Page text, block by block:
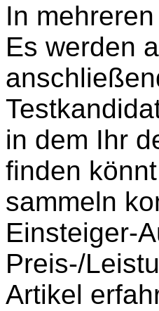
In
Es werden
in dem Ihr
finden
sammeln
Einsteiger-
Preis-/
Artikel